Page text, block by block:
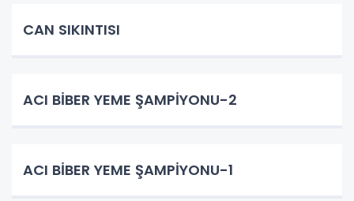
CAN SIKINTISI
ACI BİBER YEME ŞAMPİYONU-2
ACI BİBER YEME ŞAMPİYONU-1